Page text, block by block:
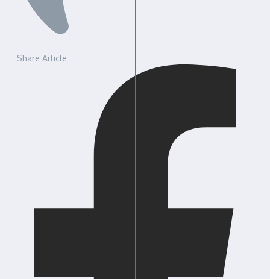
Share Article